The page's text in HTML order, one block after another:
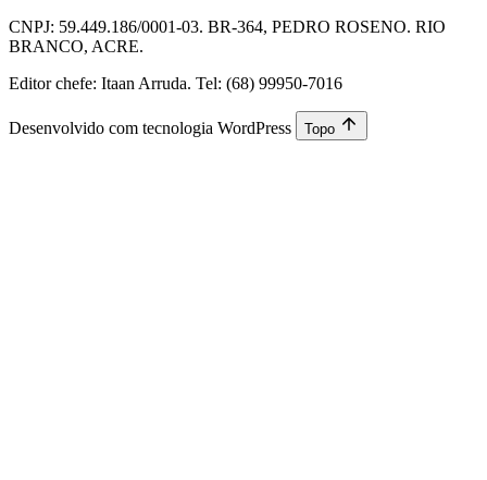
CNPJ: 59.449.186/0001-03. BR-364, PEDRO ROSENO. RIO
BRANCO, ACRE.
Editor chefe: Itaan Arruda. Tel: (68) 99950-7016
Desenvolvido com tecnologia WordPress Topo